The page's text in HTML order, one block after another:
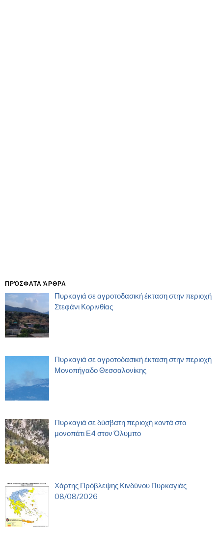
ΠΡΌΣΦΑΤΑ ΆΡΘΡΑ
Πυρκαγιά σε αγροτοδασική έκταση στην περιοχή
Στεφάνι Κορινθίας
Πυρκαγιά σε αγροτοδασική έκταση στην περιοχή
Μονοπήγαδο Θεσσαλονίκης
Πυρκαγιά σε δύσβατη περιοχή κοντά στο
μονοπάτι Ε4 στον Όλυμπο
Χάρτης Πρόβλεψης Κινδύνου Πυρκαγιάς
08/08/2026